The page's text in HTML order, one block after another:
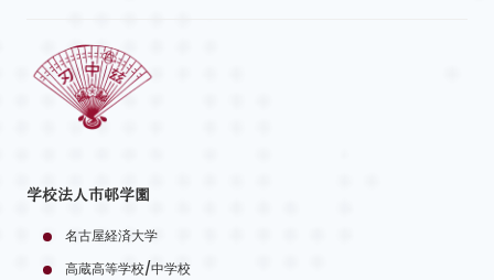
学校法人市邨学園
名古屋経済大学
高蔵高等学校/中学校